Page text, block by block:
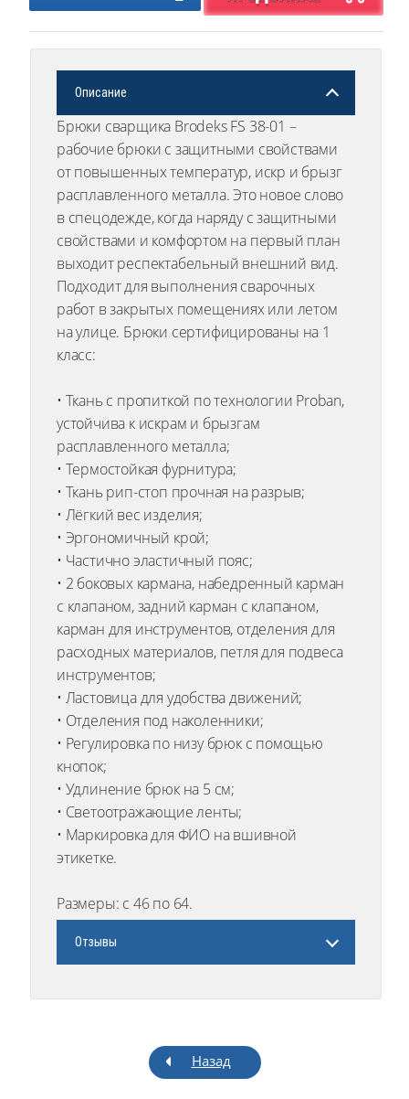
Описание
Брюки сварщика Brodeks FS 38-01 –
рабочие брюки с защитными свойствами
от повышенных температур, искр и брызг
расплавленного металла. Это новое слово
в спецодежде, когда наряду с защитными
свойствами и комфортом на первый план
выходит респектабельный внешний вид.
Подходит для выполнения сварочных
работ в закрытых помещениях или летом
на улице. Брюки сертифицированы на 1
класс:
• Ткань с пропиткой по технологии Proban,
устойчива к искрам и брызгам
расплавленного металла;
• Термостойкая фурнитура;
• Ткань рип-стоп прочная на разрыв;
• Лёгкий вес изделия;
• Эргономичный крой;
• Частично эластичный пояс;
• 2 боковых кармана, набедренный карман
с клапаном, задний карман с клапаном,
карман для инструментов, отделения для
расходных материалов, петля для подвеса
инструментов;
• Ластовица для удобства движений;
• Отделения под наколенники;
• Регулировка по низу брюк с помощью
кнопок;
• Удлинение брюк на 5 см;
• Светоотражающие ленты;
• Маркировка для ФИО на вшивной
этикетке.
Размеры: с 46 по 64.
Отзывы
Назад